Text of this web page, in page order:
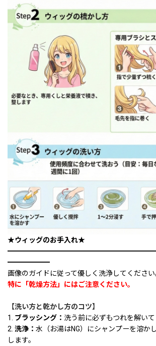
★ウィッグのお手入れ★
━━━━━━
画像のガイドに従って優しく洗浄してください
特に「乾燥方法」にはご注意ください。
【洗い方と乾かし方のコツ】
1. ブラッシング： 洗う前に必ずもつれを解いて
2. 洗浄： 水（お湯はNG）にシャンプーを溶か
します。